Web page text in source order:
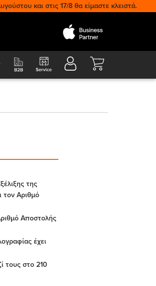
και στις 17/8 θα είμαστε κλειστά.
Cart
της
τον Αριθμό
Αποστολής
έχει
τους στο 210